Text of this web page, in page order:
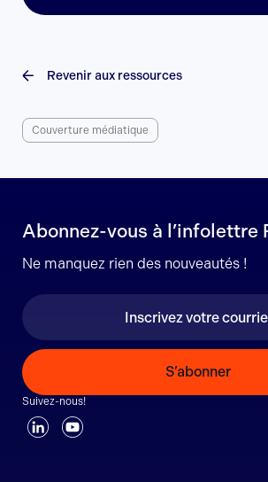
Revenir aux ressources
Couverture médiatique
Suivez-nous!
Abonnez-vous à l’infolettre
Ne manquez rien des nouveautés !
S’abonner